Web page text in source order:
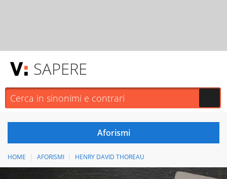
SAPERE
HOME AFORISMI HENRY DAVID THOREAU